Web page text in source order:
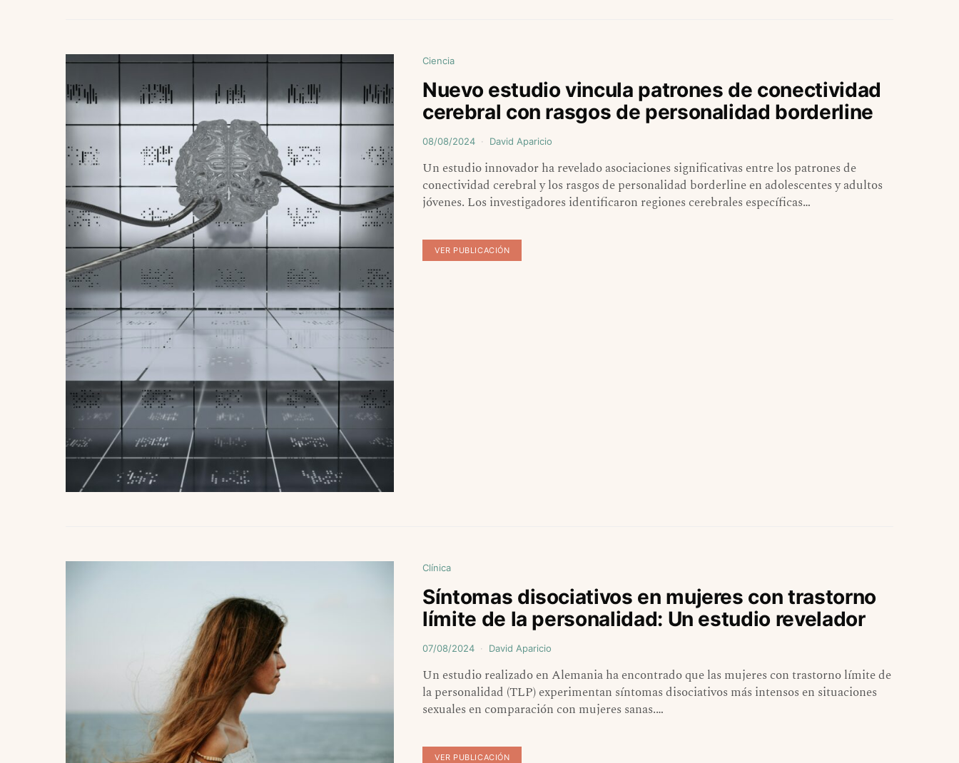
Ciencia
Nuevo estudio vincula patrones de conectividad
cerebral con rasgos de personalidad borderline
08/08/2024 David Aparicio
Un estudio innovador ha revelado asociaciones significativas entre los patrones de
conectividad cerebral y los rasgos de personalidad borderline en adolescentes y adultos
jóvenes. Los investigadores identificaron regiones cerebrales específicas…
VER PUBLICACIÓN
Clínica
Síntomas disociativos en mujeres con trastorno
límite de la personalidad: Un estudio revelador
07/08/2024 David Aparicio
Un estudio realizado en Alemania ha encontrado que las mujeres con trastorno límite de
la personalidad (TLP) experimentan síntomas disociativos más intensos en situaciones
sexuales en comparación con mujeres sanas.…
VER PUBLICACIÓN